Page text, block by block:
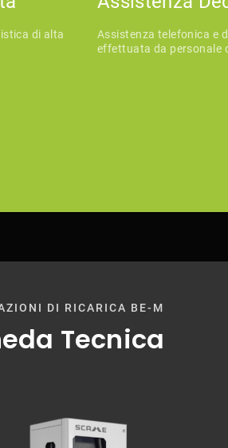
di alta
Assistenza telefonica e
effettuata da personale
DI RICARICA BE-M
Tecnica